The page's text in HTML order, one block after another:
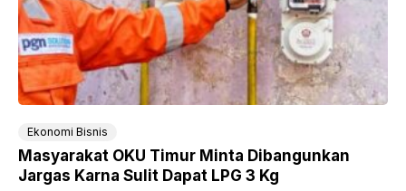
Ekonomi Bisnis
Masyarakat OKU Timur Minta Dibangunkan
Jargas Karna Sulit Dapat LPG 3 Kg